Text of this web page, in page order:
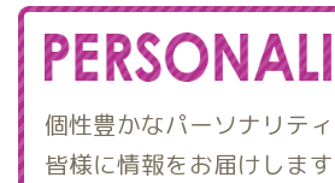
個性豊かなパーソナリテ
皆様に情報をお届けします